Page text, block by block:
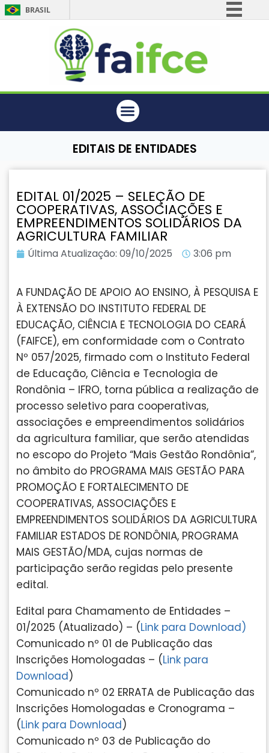
BRASIL
Participe
EDITAIS DE ENTIDADES
EDITAL 01/2025 – SELEÇÃO DE
COOPERATIVAS, ASSOCIAÇÕES E
EMPREENDIMENTOS SOLIDÁRIOS DA
AGRICULTURA FAMILIAR
Última Atualização: 09/10/2025 3:06 pm
A FUNDAÇÃO DE APOIO AO ENSINO, À PESQUISA E
À EXTENSÃO DO INSTITUTO FEDERAL DE
EDUCAÇÃO, CIÊNCIA E TECNOLOGIA DO CEARÁ
(FAIFCE), em conformidade com o Contrato
Nº 057/2025, firmado com o Instituto Federal
de Educação, Ciência e Tecnologia de
Rondônia – IFRO, torna pública a realização de
processo seletivo para cooperativas,
associações e empreendimentos solidários
da agricultura familiar, que serão atendidas
no escopo do Projeto “Mais Gestão Rondônia”,
no âmbito do PROGRAMA MAIS GESTÃO PARA
PROMOÇÃO E FORTALECIMENTO DE
COOPERATIVAS, ASSOCIAÇÕES E
EMPREENDIMENTOS SOLIDÁRIOS DA AGRICULTURA
FAMILIAR ESTADOS DE RONDÔNIA, PROGRAMA
MAIS GESTÃO/MDA, cujas normas de
participação serão regidas pelo presente
edital.
Edital para Chamamento de Entidades –
01/2025 (Atualizado) – (Link para Download)
Comunicado nº 01 de Publicação das
Inscrições Homologadas – (Link para
Download)
Comunicado nº 02 ERRATA de Publicação das
Inscrições Homologadas e Cronograma –
(Link para Download)
Comunicado nº 03 de Publicação do